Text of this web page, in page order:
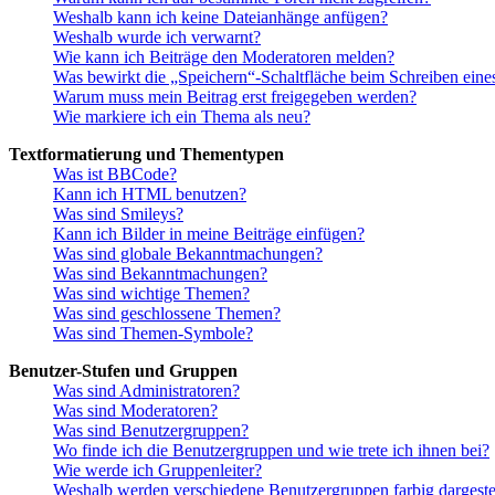
Weshalb kann ich keine Dateianhänge anfügen?
Weshalb wurde ich verwarnt?
Wie kann ich Beiträge den Moderatoren melden?
Was bewirkt die „Speichern“-Schaltfläche beim Schreiben
Warum muss mein Beitrag erst freigegeben werden?
Wie markiere ich ein Thema als neu?
Textformatierung und Thementypen
Was ist BBCode?
Kann ich HTML benutzen?
Was sind Smileys?
Kann ich Bilder in meine Beiträge einfügen?
Was sind globale Bekanntmachungen?
Was sind Bekanntmachungen?
Was sind wichtige Themen?
Was sind geschlossene Themen?
Was sind Themen-Symbole?
Benutzer-Stufen und Gruppen
Was sind Administratoren?
Was sind Moderatoren?
Was sind Benutzergruppen?
Wo finde ich die Benutzergruppen und wie trete ich ihnen bei?
Wie werde ich Gruppenleiter?
Weshalb werden verschiedene Benutzergruppen farbig